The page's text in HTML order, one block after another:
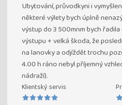
Ubytování, průvodkyni i
některé výlety bych úplně
výstup do 3 500mnm bych
výstupu + velká škoda, že
na lanovky a odjíždět trochu
4.00 h ráno nebyl příjemný
nádraží).
Klientský servis